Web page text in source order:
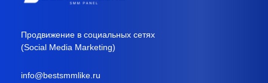
Продвижение в социальных сетях
(Social Media Marketing)
info@bestsmmlike.ru